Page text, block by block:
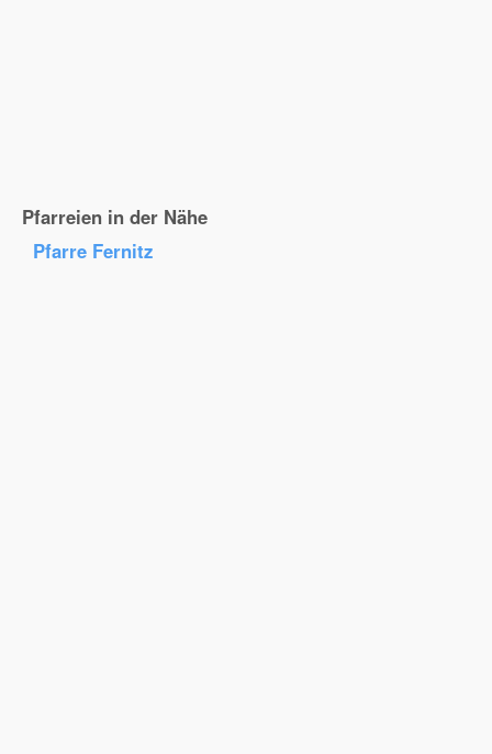
Pfarreien in der Nähe
Pfarre Fernitz